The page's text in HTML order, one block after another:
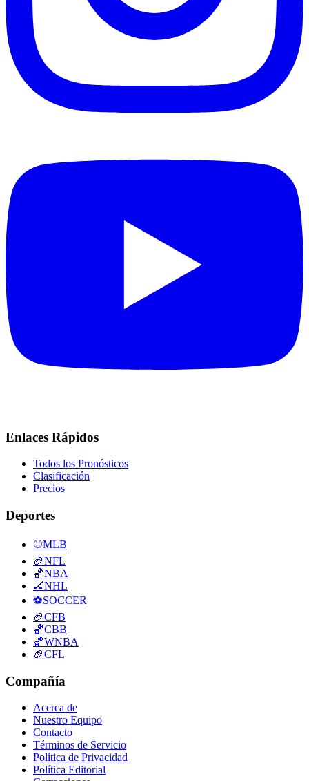
Enlaces Rápidos
Todos los Pronósticos
Clasificación
Precios
Deportes
⚾MLB
🏈NFL
🏀NBA
🏒NHL
⚽SOCCER
🏈CFB
🏀CBB
🏀WNBA
🏈CFL
Compañía
Acerca de
Nuestro Equipo
Contacto
Términos de Servicio
Política de Privacidad
Política Editorial